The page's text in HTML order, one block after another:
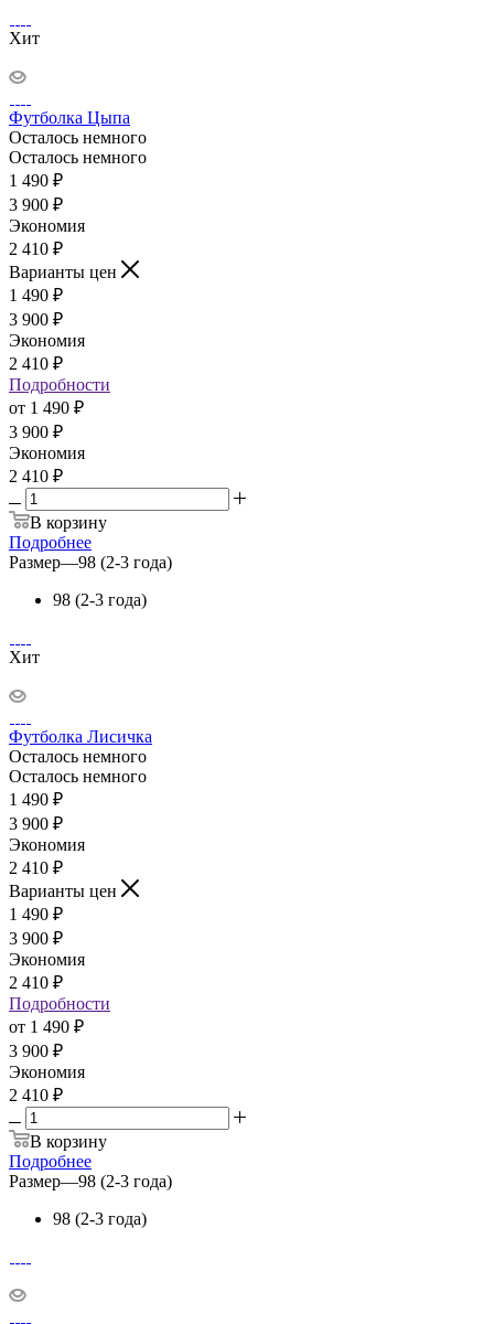
Хит
Футболка Цыпа
Осталось немного
Осталось немного
1 490 ₽
3 900 ₽
Экономия
2 410 ₽
Варианты цен
1 490 ₽
3 900 ₽
Экономия
2 410 ₽
Подробности
от 1 490 ₽
3 900 ₽
Экономия
2 410 ₽
В корзину
Подробнее
Размер—98 (2-3 года)
98 (2-3 года)
Хит
Футболка Лисичка
Осталось немного
Осталось немного
1 490 ₽
3 900 ₽
Экономия
2 410 ₽
Варианты цен
1 490 ₽
3 900 ₽
Экономия
2 410 ₽
Подробности
от 1 490 ₽
3 900 ₽
Экономия
2 410 ₽
В корзину
Подробнее
Размер—98 (2-3 года)
98 (2-3 года)